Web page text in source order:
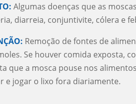
Algumas doenças que as
diarreia, conjuntivite, cólera e
Remoção de fontes de
Se houver comida exposta,
que a mosca pouse nos
e jogar o lixo fora diariamente.